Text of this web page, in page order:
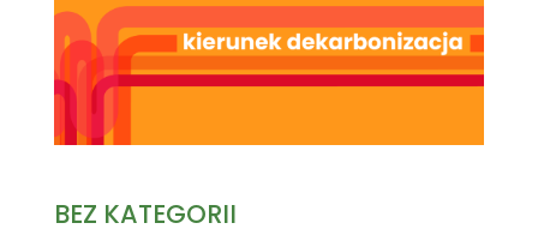
BEZ KATEGORII